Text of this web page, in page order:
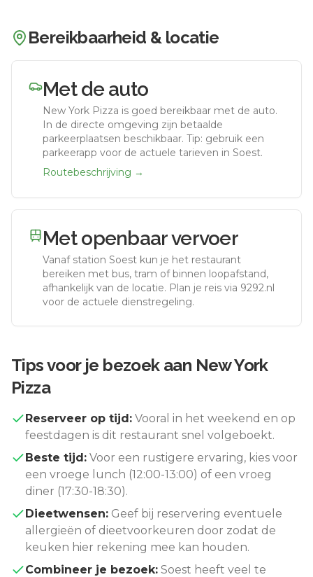
Bereikbaarheid & locatie
Met de auto
New York Pizza is goed bereikbaar met de auto.
In de directe omgeving zijn betaalde
parkeerplaatsen beschikbaar. Tip: gebruik een
parkeerapp voor de actuele tarieven in Soest.
Routebeschrijving →
Met openbaar vervoer
Vanaf station Soest kun je het restaurant
bereiken met bus, tram of binnen loopafstand,
afhankelijk van de locatie. Plan je reis via 9292.nl
voor de actuele dienstregeling.
Tips voor je bezoek aan New York
Pizza
Reserveer op tijd: Vooral in het weekend en op
feestdagen is dit restaurant snel volgeboekt.
Beste tijd: Voor een rustigere ervaring, kies voor
een vroege lunch (12:00-13:00) of een vroeg
diner (17:30-18:30).
Dieetwensen: Geef bij reservering eventuele
allergieën of dieetvoorkeuren door zodat de
keuken hier rekening mee kan houden.
Combineer je bezoek: Soest heeft veel te